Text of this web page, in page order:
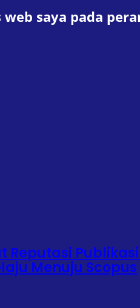
web saya pada
Reputasi
Menuju Scopus